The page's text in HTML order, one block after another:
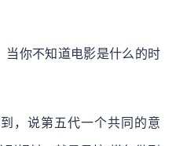
当你不知道电影是什么的时
，说第五代一个共同的意